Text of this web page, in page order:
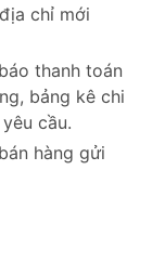
chỉ mới
thanh toán
bảng kê chi
cầu.
hàng gửi